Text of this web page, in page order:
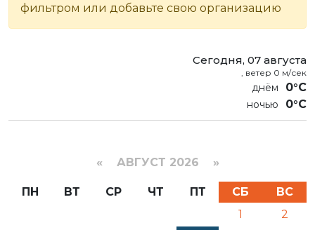
фильтром или добавьте свою организацию
Сегодня, 07 августа
, ветер 0 м/сек
0°C
0°C
« АВГУСТ 2026 »
ПН ВТ СР ЧТ ПТ СБ
ВС
1
2